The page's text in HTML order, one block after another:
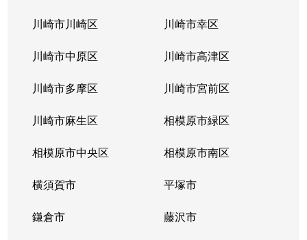
川崎市川崎区 川崎市幸区
川崎市中原区 川崎市高津区
川崎市多摩区 川崎市宮前区
川崎市麻生区 相模原市緑区
相模原市中央区 相模原市南区
横須賀市 平塚市
鎌倉市 藤沢市